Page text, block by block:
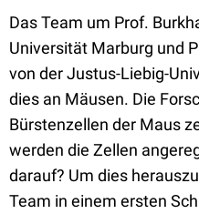
Das Team um Prof.
Universität Marburg und
von der Justus-Liebig-
dies an Mäusen. Die
Bürstenzellen der Maus
werden die Zellen
darauf? Um dies
Team in einem ersten